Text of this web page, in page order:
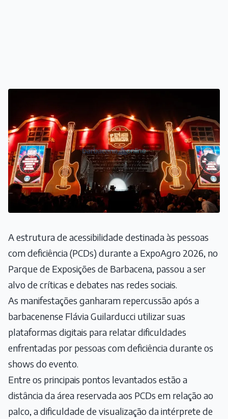
A estrutura de acessibilidade destinada às pessoas
com deficiência (PCDs) durante a ExpoAgro 2026, no
Parque de Exposições de Barbacena, passou a ser
alvo de críticas e debates nas redes sociais.
As manifestações ganharam repercussão após a
barbacenense Flávia Guilarducci utilizar suas
plataformas digitais para relatar dificuldades
enfrentadas por pessoas com deficiência durante os
shows do evento.
Entre os principais pontos levantados estão a
distância da área reservada aos PCDs em relação ao
palco, a dificuldade de visualização da intérprete de